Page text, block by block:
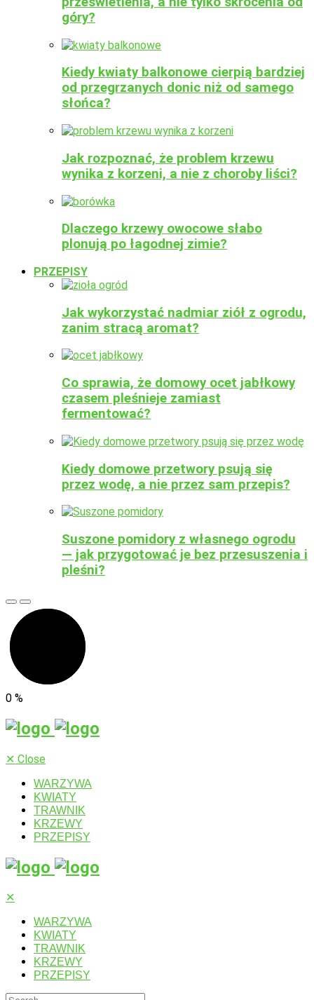
góry?
Kiedy kwiaty balkonowe cierpią bardziej
od przegrzanych donic niż od samego
słońca?
Jak rozpoznać, że problem krzewu
wynika z korzeni, a nie z choroby liści?
Dlaczego krzewy owocowe słabo
plonują po łagodnej zimie?
PRZEPISY
Jak wykorzystać nadmiar ziół z ogrodu,
zanim stracą aromat?
Co sprawia, że domowy ocet jabłkowy
czasem pleśnieje zamiast
fermentować?
Kiedy domowe przetwory psują się
przez wodę, a nie przez sam przepis?
Suszone pomidory z własnego ogrodu
— jak przygotować je bez przesuszenia i
pleśni?
0 %
✕ Close
WARZYWA
KWIATY
TRAWNIK
KRZEWY
PRZEPISY
✕
WARZYWA
KWIATY
TRAWNIK
KRZEWY
PRZEPISY